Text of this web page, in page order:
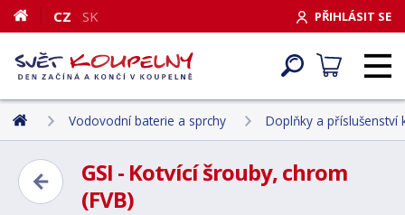
PŘIHLÁSIT SE
CZ SK
Vodovodní baterie a sprchy Doplňky a příslušenství
GSI - Kotvící šrouby, chrom
(FVB)